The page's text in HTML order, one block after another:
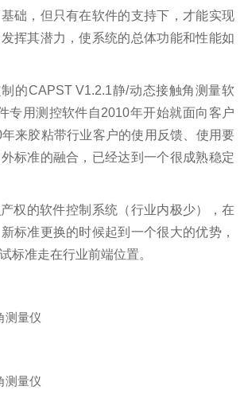
础，但只有在软件的支持下，才能实现
挥其潜力，使系统的总体功能和性能如
的CAPST V1.2.1静/动态接触角测量软
专用测控软件自2010年开始就面向客户
来胶粘带行业客户的使用反馈、使用要
标准的融合，已经达到一个很成熟稳定
权的软件控制系统（行业内极少），在
标准更换的时候起到一个很大的优势，
标准走在行业前端位置。